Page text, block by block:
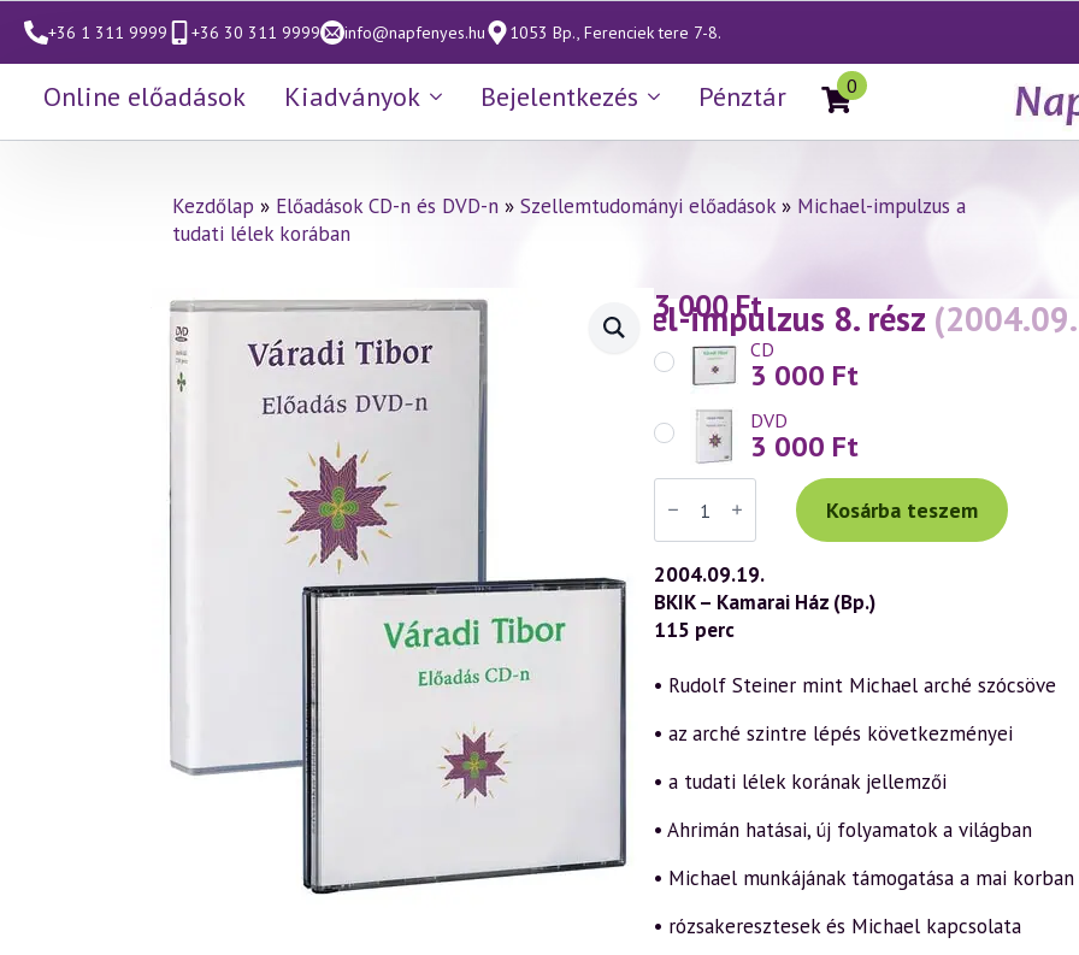
+36 1 311 9999 +36 30 311 9999 info@napfenyes.hu 1053 Bp., Ferenciek tere 7-8.
Online előadások Kiadványok Bejelentkezés Pénztár 0
Kezdőlap » Előadások CD-n és DVD-n » Szellemtudományi előadások» Michael-impulzus a
tudati lélek korában
Váradi Tibor előadás (349) — Michael-impulzus 8. rész
3 000Ft
CD
3 000 Ft
DVD
3 000 Ft
Váradi
Tibor
előadás
(349)
—
Michael-
impulzus
8.
rész
mennyiség
Kosárba teszem
2004.09.19.
BKIK – Kamarai Ház (Bp.)
115 perc
• Rudolf Steiner mint Michael arché szócsöve
• az arché szintre lépés következményei
• a tudati lélek korának jellemzői
• Ahrimán hatásai, új folyamatok a világban
• Michael munkájának támogatása a mai korban
• rózsakeresztesek és Michael kapcsolata